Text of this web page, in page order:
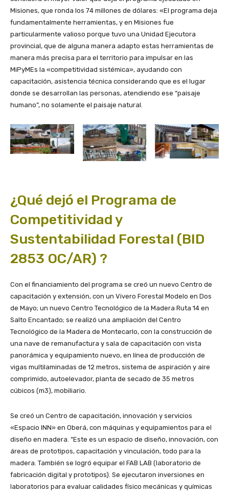
Misiones, que ronda los 74 millones de dólares: «El programa deja
fundamentalmente herramientas, y en Misiones fue
particularmente valioso porque tuvo una Unidad Ejecutora
provincial, que de alguna manera adapto estas herramientas de
manera más precisa para el territorio para impulsar en las
MiPyMEs la «competitividad sistémica», ayudando con
capacitación, asistencia técnica considerando que es el lugar
donde se desarrollan las personas, atendiendo ese “paisaje
humano”, no solamente el paisaje natural.
¿Qué dejó el Programa de
Competitividad y
Sustentabilidad Forestal (BID
2853 OC/AR) ?
Con el financiamiento del programa se creó un nuevo Centro de
capacitación y extensión, con un Vivero Forestal Modelo en Dos
de Mayo; un nuevo Centro Tecnológico de la Madera Ruta 14 en
Salto Encantado; se realizó una ampliación del Centro
Tecnológico de la Madera de Montecarlo, con la construcción de
una nave de remanufactura y sala de capacitación con vista
panorámica y equipamiento nuevo, en línea de producción de
vigas multilaminadas de 12 metros, sistema de aspiración y aire
comprimido, autoelevador, planta de secado de 35 metros
cúbicos (m3), mobiliario.
Se creó un Centro de capacitación, innovación y servicios
«Espacio INN» en Oberá, con máquinas y equipamientos para el
diseño en madera. “Este es un espacio de diseño, innovación, con
áreas de prototipos, capacitación y vinculación, todo para la
madera. También se logró equipar el FAB LAB (laboratorio de
fabricación digital y prototipos). Se ejecutaron inversiones en
laboratorios para evaluar calidades físico mecánicas y químicas